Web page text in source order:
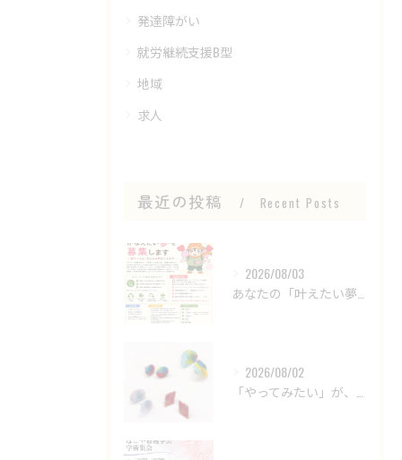
発達障がい
就労継続支援B型
地域
求人
最近の投稿 Recent Posts
2026/08/03
あなたの「叶えたい夢」を募集します！
2026/08/02
「やってみたい」が、仕事につながる場所。